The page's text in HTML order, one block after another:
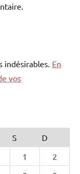
En
vos
S
D
1
2